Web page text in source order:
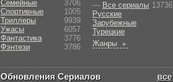
Семейные
3706
Cпортивные
1005
Триллеры
9939
Ужасы
6057
Фантастика
3776
Фэнтези
3786
— Все сериалы 13736
Русские
Зарубежные
Турецкие
Жанры
►
Обновления Сериалов все